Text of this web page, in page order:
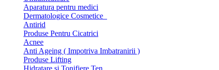
Aparatura pentru medici
Dermatologice Cosmetice
Antirid
Produse Pentru Cicatrici
Acnee
Anti Ageing ( Impotriva Imbatranirii )
Produse Lifting
Hidratare si Tonifiere Ten